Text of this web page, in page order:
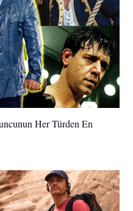
Her Türden En